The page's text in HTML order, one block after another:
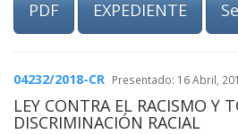
PDF EXPEDIENTE
04232/2018-CR Presentado: 16 Abril,
LEY CONTRA EL RACISMO Y
DISCRIMINACIÓN RACIAL